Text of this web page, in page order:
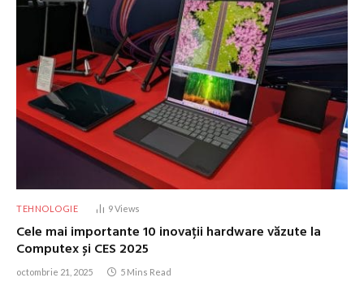
TEHNOLOGIE 9Views
Cele mai importante 10 inovații hardware văzute la
Computex și CES 2025
octombrie 21, 2025 5 Mins Read